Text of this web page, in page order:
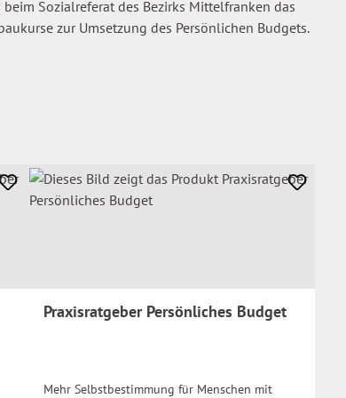
Sozialreferat des Bezirks Mittelfranken das
zur Umsetzung des Persönlichen Budgets.
Praxisratgeber Persönliches Budget
Mehr Selbstbestimmung für Menschen mit